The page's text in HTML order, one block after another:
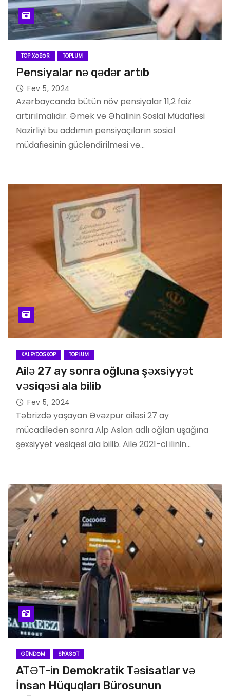
TOP XƏBƏR TOPLUM
Pensiyalar nə qədər artıb
Fev 5, 2024
Azərbaycanda bütün növ pensiyalar 11,2 faiz
artırılmalıdır. Əmək və Əhalinin Sosial Müdafiəsi
Nazirliyi bu addımın pensiyaçıların sosial
müdafiəsinin gücləndirilməsi və…
KALEYDOSKOP TOPLUM
Ailə 27 ay sonra oğluna şəxsiyyət
vəsiqəsi ala bilib
Fev 5, 2024
Təbrizdə yaşayan Əvəzpur ailəsi 27 ay
mücadilədən sonra Alp Aslan adlı oğlan uşağına
şəxsiyyət vəsiqəsi ala bilib. Ailə 2021-ci ilinin…
GÜNDƏM SIYASƏT
ATƏT-in Demokratik Təsisatlar və
İnsan Hüquqları Bürosunun